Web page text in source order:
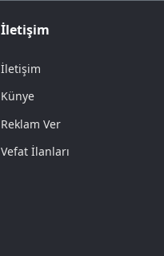
İletişim
İletişim
Künye
Reklam Ver
Vefat İlanları